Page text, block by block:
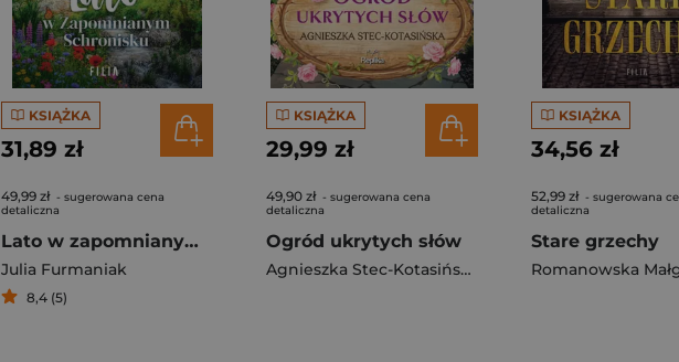
KSIĄŻKA
31,89 zł
49,99 zł - sugerowana cena
detaliczna
Lato w zapomnianym schronisku
Julia Furmaniak
8,4 (5)
KSIĄŻKA
29,99 zł
49,90 zł - sugerowana cena
detaliczna
Ogród ukrytych słów
Agnieszka Stec-Kotasińska
KSIĄŻKA
34,56 zł
52,99 zł - sugerowana
detaliczna
Stare grzechy
Romanowska